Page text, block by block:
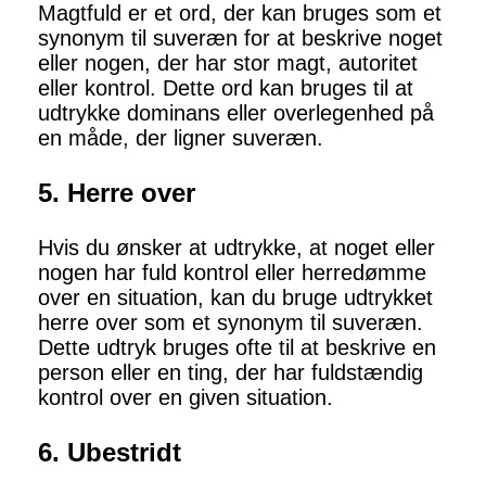
Magtfuld er et ord, der kan bruges som et
synonym til suveræn for at beskrive noget
eller nogen, der har stor magt, autoritet
eller kontrol. Dette ord kan bruges til at
udtrykke dominans eller overlegenhed på
en måde, der ligner suveræn.
5. Herre over
Hvis du ønsker at udtrykke, at noget eller
nogen har fuld kontrol eller herredømme
over en situation, kan du bruge udtrykket
herre over som et synonym til suveræn.
Dette udtryk bruges ofte til at beskrive en
person eller en ting, der har fuldstændig
kontrol over en given situation.
6. Ubestridt